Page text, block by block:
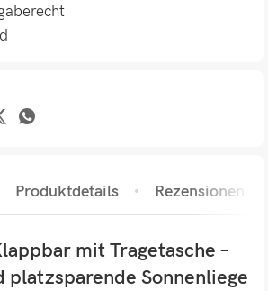
Produktdetails Rezensionen (0)
mit Tragetasche –
platzsparende Sonnenliege